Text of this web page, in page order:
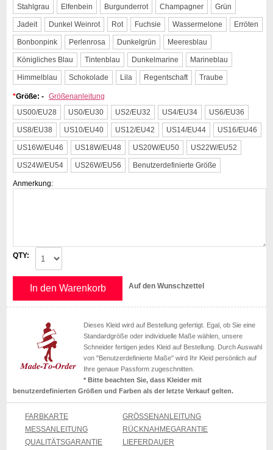
Stahlgrau Elfenbein Burgunderrot Champagner Grün
Jadeit Dunkel Weinrot Rot Fuchsie Wassermelone Erröten
Bonbonpink Perlenrosa Dunkelgrün Meeresblau
Königliches Blau Tintenblau Dunkelmarine Marineblau
Himmelblau Schokolade Lila Regentschaft Traube
*Größe: - Größenanleitung
US00/EU28
US0/EU30 US2/EU32 US4/EU34 US6/EU36
US8/EU38 US10/EU40 US12/EU42 US14/EU44 US16/EU46
US16W/EU46 US18W/EU48 US20W/EU50 US22W/EU52
US24W/EU54 US26W/EU56 Benutzerdefinierte Größe
Anmerkung:
QTY:
In den Warenkorb Auf den Wunschzettel
Dieses Kleid wird auf Bestellung gefertigt. Egal, ob Sie eine
Standardgröße oder individuelle Maße wählen, unsere
Schneider fertigen jedes Kleid auf Bestellung. Durch Auswahl
von "Benutzerdefinierte Maße" wird Ihr Kleid persönlich auf
Ihre genaue Passform zugeschnitten.
* Bitte beachten Sie, dass Kleider mit
benutzerdefinierten Größen und Farben als der letzte Verkauf gelten.
FARBKARTE
GRÖSSENANLEITUNG
MESSANLEITUNG
RÜCKNAHMEGARANTIE
QUALITÄTSGARANTIE
LIEFERDAUER